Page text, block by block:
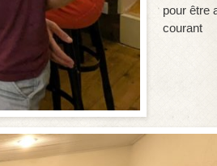
pour être
courant